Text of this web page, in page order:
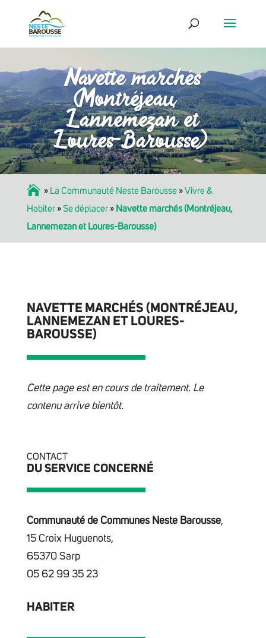
Navette marchés
(Montréjeau,
Lannemezan et
Loures-Barousse)
Accueil » La Communauté Neste Barousse»Vivre &
Habiter»Se déplacer» Navette marchés (Montréjeau,
Lannemezan et Loures-Barousse)
NAVETTE MARCHÉS (MONTRÉJEAU,
LANNEMEZAN ET LOURES-
BAROUSSE)
Cette page est en cours de traitement. Le
contenu arrive bientôt.
CONTACT
DU SERVICE CONCERNÉ
Communauté de Communes Neste Barousse,
15 Croix Huguenots,
65370 Sarp
05 62 99 35 23
HABITER